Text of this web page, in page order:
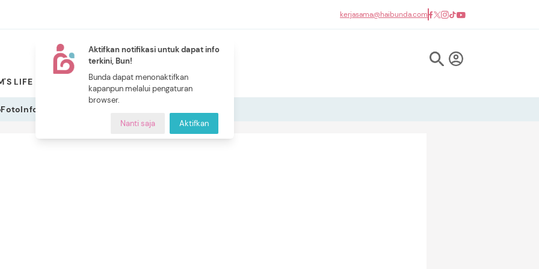
Aktifkan notifikasi untuk dapat info
terkini, Bun!
Bunda dapat menonaktifkan
kapanpun melalui pengaturan
browser.
Nanti saja Aktifkan
kerjasama@haibunda.com
LIFE PILIHAN BUNDA
NEW
CERITA BUNDA
FotoInfografis